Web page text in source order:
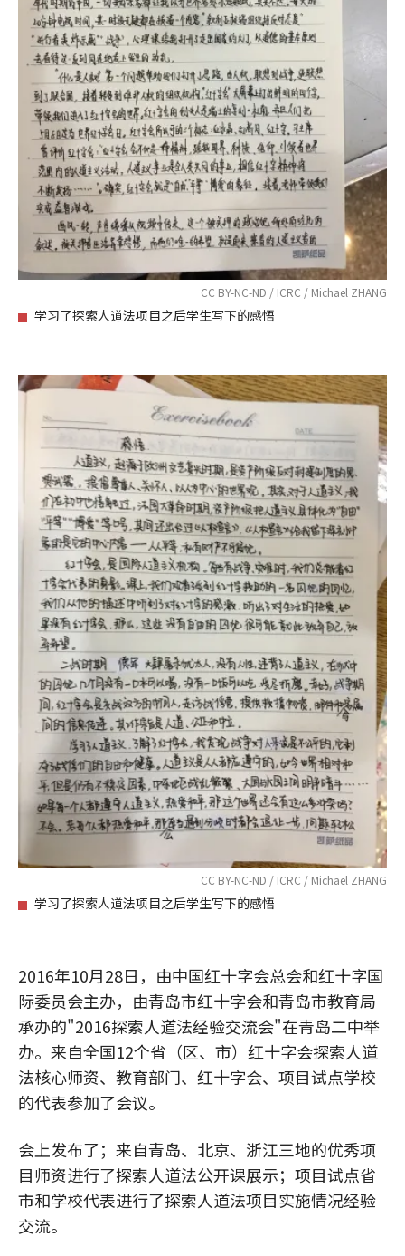
CC BY-NC-ND / ICRC / Michael ZHANG
学习了探索人道法项目之后学生写下的感悟
CC BY-NC-ND / ICRC / Michael ZHANG
学习了探索人道法项目之后学生写下的感悟
2016年10月28日，由中国红十字会总会和红十字国
际委员会主办，由青岛市红十字会和青岛市教育局
承办的"2016探索人道法经验交流会"在青岛二中举
办。来自全国12个省（区、市）红十字会探索人道
法核心师资、教育部门、红十字会、项目试点学校
的代表参加了会议。
会上发布了；来自青岛、北京、浙江三地的优秀项
目师资进行了探索人道法公开课展示；项目试点省
市和学校代表进行了探索人道法项目实施情况经验
交流。